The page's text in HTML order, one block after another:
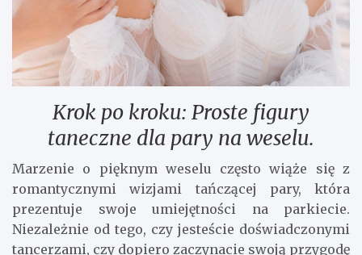
Krok po kroku: Proste figury
taneczne dla pary na weselu.
Marzenie o pięknym weselu często wiąże się z
romantycznymi wizjami tańczącej pary, która
prezentuje swoje umiejętności na parkiecie.
Niezależnie od tego, czy jesteście doświadczonymi
tancerzami, czy dopiero zaczynacie swoją przygodę